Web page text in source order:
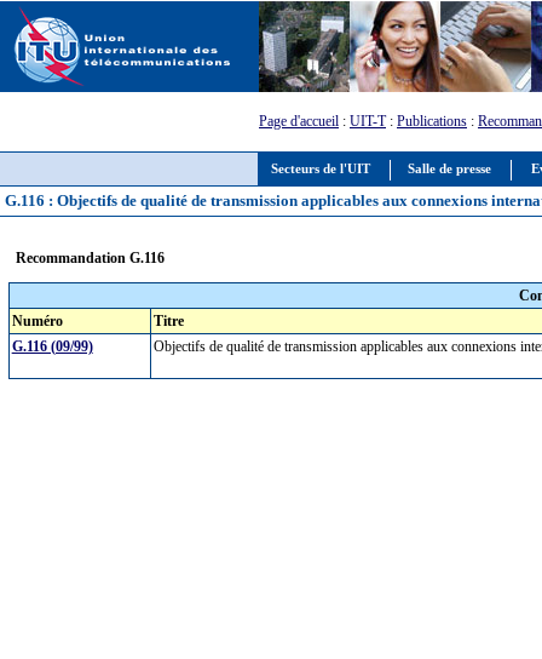
Secteurs de l'UIT Salle de presse
Page d'accueil : UIT-T: Publications :
G.116 : Objectifs de qualité de transmission applicables aux connexions
Recommandation G.116
Numéro
Titre
G.116 (09/99)
Objectifs de qualité de transmission applicables aux connexions